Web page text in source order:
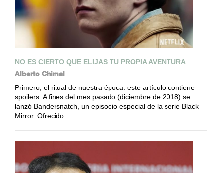
NO ES CIERTO QUE ELIJAS TU PROPIA AVENTURA
Alberto Chimal
Primero, el ritual de nuestra época: este artículo contiene
spoilers. A fines del mes pasado (diciembre de 2018) se
lanzó Bandersnatch, un episodio especial de la serie Black
Mirror. Ofrecido…